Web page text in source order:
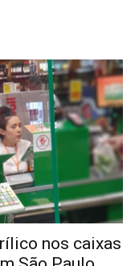
nos caixas